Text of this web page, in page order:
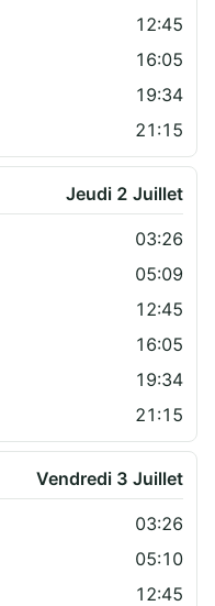
12:45
16:05
19:34
21:15
Jeudi 2 Juillet
03:26
05:09
12:45
16:05
19:34
21:15
Vendredi 3 Juillet
03:26
05:10
12:45